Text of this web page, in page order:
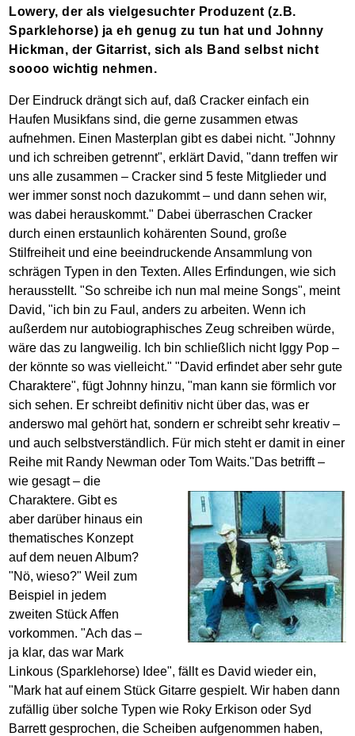
Lowery, der als vielgesuchter Produzent (z.B.
Sparklehorse) ja eh genug zu tun hat und Johnny
Hickman, der Gitarrist, sich als Band selbst nicht
soooo wichtig nehmen.
Der Eindruck drängt sich auf, daß Cracker einfach ein
Haufen Musikfans sind, die gerne zusammen etwas
aufnehmen. Einen Masterplan gibt es dabei nicht. "Johnny
und ich schreiben getrennt", erklärt David, "dann treffen wir
uns alle zusammen – Cracker sind 5 feste Mitglieder und
wer immer sonst noch dazukommt – und dann sehen wir,
was dabei herauskommt." Dabei überraschen Cracker
durch einen erstaunlich kohärenten Sound, große
Stilfreiheit und eine beeindruckende Ansammlung von
schrägen Typen in den Texten. Alles Erfindungen, wie sich
herausstellt. "So schreibe ich nun mal meine Songs", meint
David, "ich bin zu Faul, anders zu arbeiten. Wenn ich
außerdem nur autobiographisches Zeug schreiben würde,
wäre das zu langweilig. Ich bin schließlich nicht Iggy Pop –
der könnte so was vielleicht." "David erfindet aber sehr gute
Charaktere", fügt Johnny hinzu, "man kann sie förmlich vor
sich sehen. Er schreibt definitiv nicht über das, was er
anderswo mal gehört hat, sondern er schreibt sehr kreativ –
und auch selbstverständlich. Für mich steht er damit in einer
Reihe mit Randy Newman oder Tom Waits."Das betrifft –
wie gesagt – die
Charaktere. Gibt es
aber darüber hinaus ein
thematisches Konzept
auf dem neuen Album?
"Nö, wieso?" Weil zum
Beispiel in jedem
zweiten Stück Affen
vorkommen. "Ach das –
ja klar, das war Mark
Linkous (Sparklehorse) Idee", fällt es David wieder ein,
"Mark hat auf einem Stück Gitarre gespielt. Wir haben dann
zufällig über solche Typen wie Roky Erkison oder Syd
Barrett gesprochen, die Scheiben aufgenommen haben,